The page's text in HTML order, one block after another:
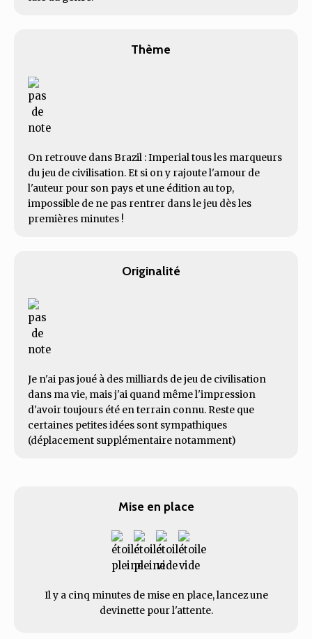
Thème
On retrouve dans Brazil : Imperial tous les marqueurs
du jeu de civilisation. Et si on y rajoute l'amour de
l'auteur pour son pays et une édition au top,
impossible de ne pas rentrer dans le jeu dès les
premières minutes !
Originalité
Je n'ai pas joué à des milliards de jeu de civilisation
dans ma vie, mais j'ai quand même l'impression
d'avoir toujours été en terrain connu. Reste que
certaines petites idées sont sympathiques
(déplacement supplémentaire notamment)
Mise en place
Il y a cinq minutes de mise en place, lancez une
devinette pour l'attente.